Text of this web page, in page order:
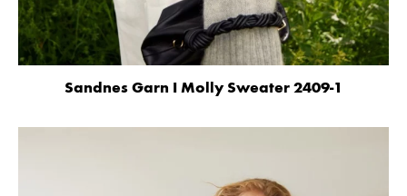
Sandnes Garn I Molly Sweater 2409-1